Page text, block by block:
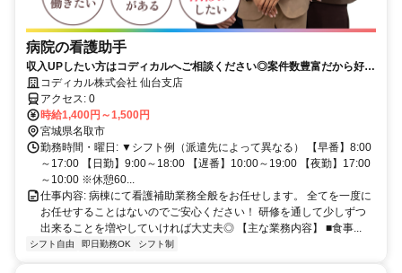
病院の看護助手
収入UPしたい方はコディカルへご相談ください◎案件数豊富だから好条
件の求人を紹介可能！専任のコーディネーターがお仕事探し～就業後ま
で徹底支援します♪
コディカル株式会社 仙台支店
アクセス: 0
時給1,400円～1,500円
宮城県名取市
勤務時間・曜日: ▼シフト例（派遣先によって異なる） 【早番】8:00
～17:00 【日勤】9:00～18:00 【遅番】10:00～19:00 【夜勤】17:00
～10:00 ※休憩60...
仕事内容: 病棟にて看護補助業務全般をお任せします。 全てを一度に
お任せすることはないのでご安心ください！ 研修を通して少しずつ
出来ることを増やしていければ大丈夫◎ 【主な業務内容】 ■食事...
シフト自由 即日勤務OK シフト制